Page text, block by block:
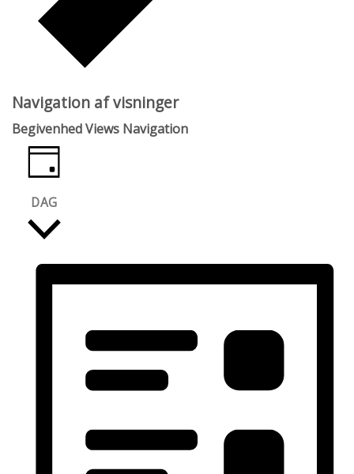
Navigation af visninger
Begivenhed Views Navigation
DAG